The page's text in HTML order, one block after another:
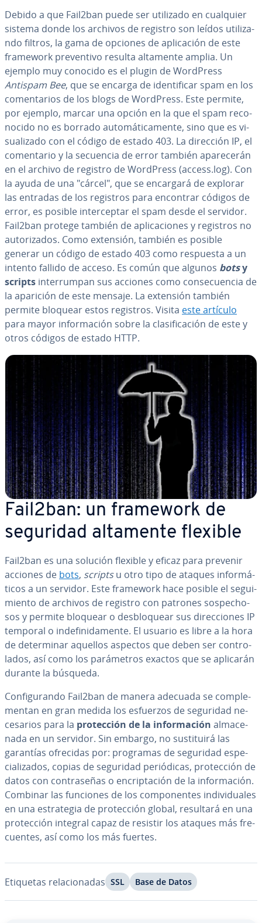
Debido a que Fail2ban puede ser utilizado en cualquier
sistema donde los archivos de registro son leídos uti­li­za­
n­do filtros, la gama de opciones de apli­ca­ción de este
framework pre­ve­n­ti­vo resulta altamente amplia. Un
ejemplo muy conocido es el plugin de WordPress
Antispam Bee, que se encarga de ide­n­ti­fi­car spam en los
co­me­n­ta­rios de los blogs de WordPress. Este permite,
por ejemplo, marcar una opción en la que el spam re­co­
no­ci­do no es borrado au­to­má­ti­ca­me­n­te, sino que es vi­
sua­li­za­do con el código de estado 403. La dirección IP, el
co­me­n­ta­rio y la secuencia de error también apa­re­ce­rán
en el archivo de registro de WordPress (access.log). Con
la ayuda de una "cárcel", que se encargará de explorar
las entradas de los registros para encontrar códigos de
error, es posible in­te­r­ce­p­tar el spam desde el servidor.
Fail2ban protege también de apli­ca­cio­nes y registros no
au­to­ri­za­dos. Como extensión, también es posible
generar un código de estado 403 como respuesta a un
intento fallido de acceso. Es común que algunos botsy
scripts in­te­rru­m­pan sus acciones como co­n­se­cue­n­cia de
la aparición de este mensaje. La extensión también
permite bloquear estos registros. Visita este artículo
para mayor in­fo­r­ma­ción sobre la cla­si­fi­ca­ción de este y
otros códigos de estado HTTP.
Fail2ban: un framework de
seguridad altamente flexible
Fail2ban es una solución flexible y eficaz para prevenir
acciones de bots, scriptsu otro tipo de ataques in­fo­r­má­
ti­cos a un servidor. Este framework hace posible el se­gui­
mie­n­to de archivos de registro con patrones so­s­pe­cho­
sos y permite bloquear o de­s­blo­quear sus di­re­c­cio­nes IP
temporal o in­de­fi­ni­da­me­n­te. El usuario es libre a la hora
de de­te­r­mi­nar aquellos aspectos que deben ser co­n­tro­
la­dos, así como los pa­rá­me­tros exactos que se aplicarán
durante la búsqueda.
Co­n­fi­gu­ra­n­do Fail2ban de manera adecuada se co­m­ple­
me­n­tan en gran medida los esfuerzos de seguridad ne­
ce­sa­rios para la pro­te­c­ción de la in­fo­r­ma­ción al­ma­ce­
na­da en un servidor. Sin embargo, no su­s­ti­tui­rá las
garantías ofrecidas por: programas de seguridad es­pe­
cia­li­za­dos, copias de seguridad pe­rió­di­cas, pro­te­c­ción de
datos con co­n­tra­se­ñas o en­cri­p­ta­ción de la in­fo­r­ma­ción.
Combinar las funciones de los co­m­po­ne­n­tes in­di­vi­dua­les
en una es­tra­te­gia de pro­te­c­ción global, resultará en una
pro­te­c­ción integral capaz de resistir los ataques más fre­
cue­n­tes, así como los más fuertes.
Etiquetas re­la­cio­na­das SSL Base de Datos